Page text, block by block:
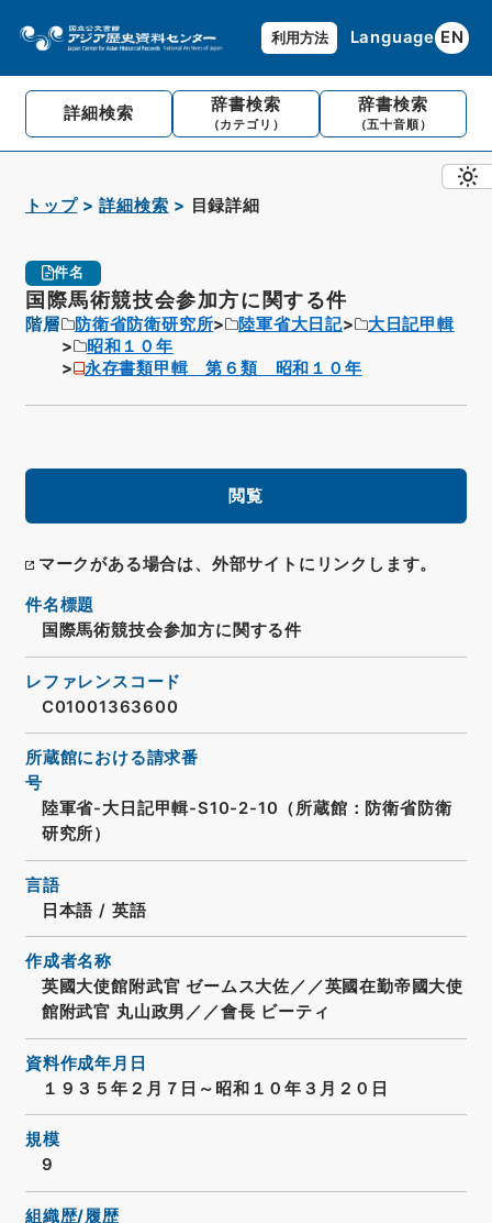
利用方法 Language EN
詳細検索 辞書検索
（カテゴリ）
辞書検索
（五十音順）
トップ 詳細検索 目録詳細
件名
国際馬術競技会参加方に関する件
階層 防衛省防衛研究所 陸軍省大日記
大日記甲輯
昭和１０年
永存書類甲輯 第６類 昭和１０年
閲覧
マークがある場合は、外部サイトにリンクします。
件名標題
国際馬術競技会参加方に関する件
レファレンスコード
C01001363600
所蔵館における請求番
号
陸軍省-大日記甲輯-S10-2-10（所蔵館：防衛省防衛
研究所）
言語
日本語 / 英語
作成者名称
英國大使館附武官 ゼームス大佐／／英國在勤帝國大使
館附武官 丸山政男／／會長 ビーティ
資料作成年月日
１９３５年２月７日～昭和１０年３月２０日
規模
9
組織歴/履歴